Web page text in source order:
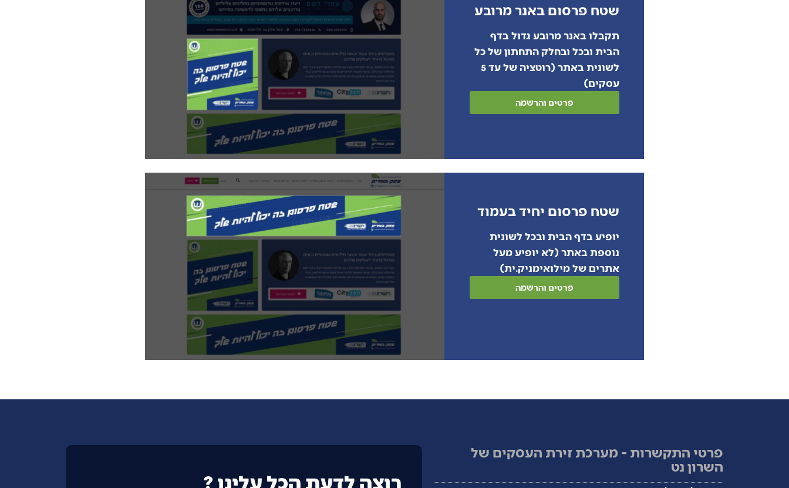
שטח פרסום באנר מרובע
תקבלו באנר מרובע גדול בדף
הבית ובכל ובחלק התחתון של כל
לשונית באתר (רוטציה של עד 5
עסקים)
פרטים והרשמה
שטח פרסום יחיד בעמוד
יופיע בדף הבית ובכל לשונית
נוספת באתר (לא יופיע מעל
אתרים של מילואימניק.ית)
פרטים והרשמה
פרטי התקשרות - מערכת זירת העסקים של
השרון נט
רוצה לדעת הכל עלינו ?